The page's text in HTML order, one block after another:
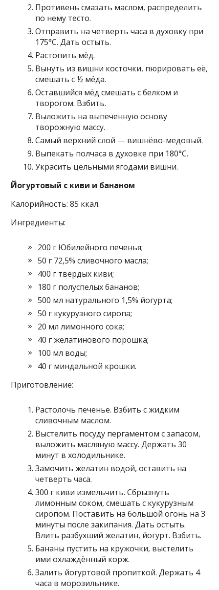
Противень смазать маслом, распределить
по нему тесто.
Отправить на четверть часа в духовку при
175°С. Дать остыть.
Растопить мёд.
Вынуть из вишни косточки, пюрировать её,
смешать с ½ мёда.
Оставшийся мёд смешать с белком и
творогом. Взбить.
Выложить на выпеченную основу
творожную массу.
Самый верхний слой — вишнёво-медовый.
Выпекать полчаса в духовке при 180°С.
Украсить цельными ягодами вишни.
Йогуртовый с киви и бананом
Калорийность: 85 ккал.
Ингредиенты:
200 г Юбилейного печенья;
50 г 72,5% сливочного масла;
400 г твёрдых киви;
180 г полуспелых бананов;
500 мл натурального 1,5% йогурта;
50 г кукурузного сиропа;
20 мл лимонного сока;
40 г желатинового порошка;
100 мл воды;
40 г миндальной крошки.
Приготовление:
Растолочь печенье. Взбить с жидким
сливочным маслом.
Выстелить посуду пергаментом с запасом,
выложить масляную массу. Держать 30
минут в холодильнике.
Замочить желатин водой, оставить на
четверть часа.
300 г киви измельчить. Сбрызнуть
лимонным соком, смешать с кукурузным
сиропом. Поставить на большой огонь на 3
минуты после закипания. Дать остыть.
Влить разбухший желатин, йогурт. Взбить.
Бананы пустить на кружочки, выстелить
ими охлаждённый корж.
Залить йогуртовой пропиткой. Держать 4
часа в морозильнике.